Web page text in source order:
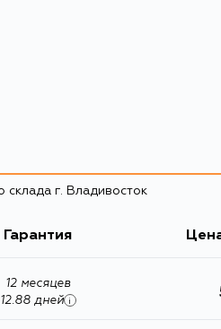
склада г. Владивосток
Гарантия
12 месяцев
12.88 дней
i